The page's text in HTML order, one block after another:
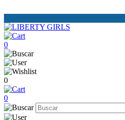
0
0
0